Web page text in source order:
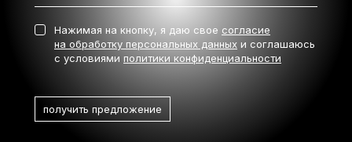
Нажимая на кнопку, я даю свое согласие
на обработку персональных данных и соглашаюсь
с условиями политики конфиденциальности